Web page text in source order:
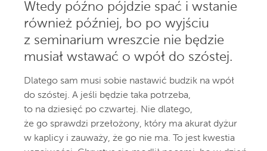
Wtedy późno pójdzie spać i wstanie
również później, bo po wyjściu
z seminarium wreszcie nie będzie
musiał wstawać o wpół do szóstej.
Dlatego sam musi sobie nastawić budzik na wpół
do szóstej. A jeśli będzie taka potrzeba,
to na dziesięć po czwartej. Nie dlatego,
że go sprawdzi przełożony, który ma akurat dyżur
w kaplicy i zauważy, że go nie ma. To jest kwestia